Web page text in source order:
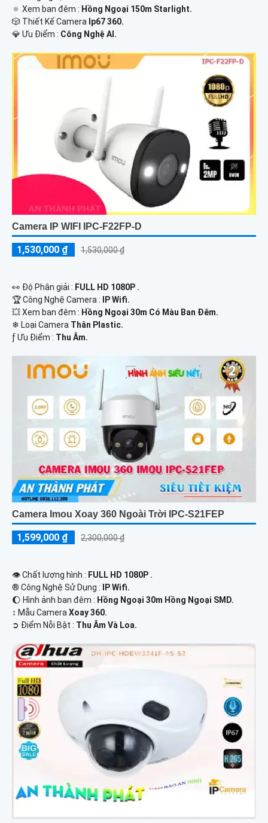
🔅 Xem ban đêm : Hồng Ngoại 150m Starlight.
🎲 Thiết Kế Camera Ip67 360.
️💎 Ưu Điểm : Công Nghệ AI.
Camera IP WIFI IPC-F22FP-D
1,530,000 ₫ 1,530,000 ₫
️👀 Độ Phân giải : FULL HD 1080P .
🏆 Công Nghệ Camera :
IP Wifi.
💥 Xem ban đêm : Hồng Ngoại 30m Có Màu Ban Đêm.
❄ Loại Camera Thân Plastic.
️ƒ Ưu Điểm : Thu Âm.
Camera Imou Xoay 360 Ngoài Trời IPC-S21FEP
1,599,000 ₫ 2,300,000 ₫
👁 Chất lượng hình : FULL HD 1080P .
®️ Công Nghệ Sử Dụng :
IP Wifi.
🌔 Hình ảnh ban đêm : Hồng Ngoại 30m Hồng Ngoại SMD.
↕️ Mẫu Camera Xoay 360.
️➲ Điểm Nỗi Bật : Thu Âm Và Loa.